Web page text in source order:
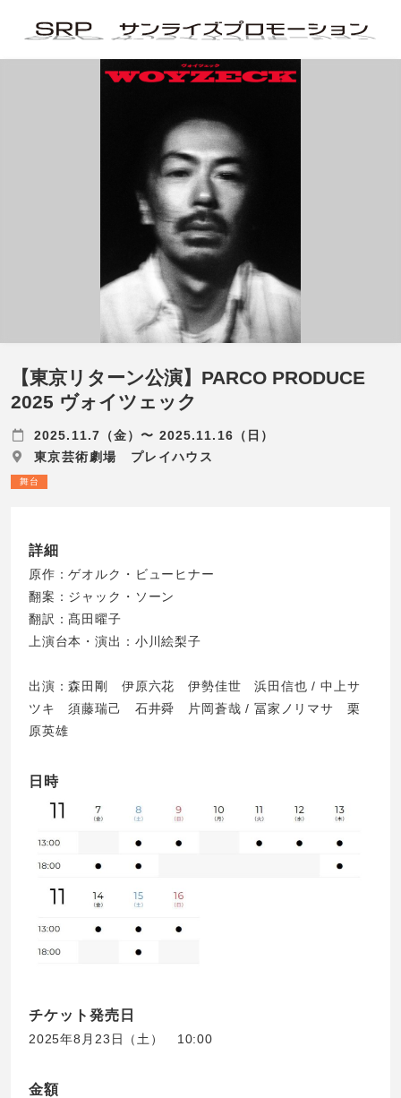
【東京リターン公演】PARCO PRODUCE
2025 ヴォイツェック
2025.11.7（金）〜 2025.11.16（日）
東京芸術劇場 プレイハウス
舞台
詳細
原作：ゲオルク・ビューヒナー
翻案：ジャック・ソーン
翻訳：髙田曜子
上演台本・演出：小川絵梨子
出演：森田剛 伊原六花 伊勢佳世 浜田信也 / 中上サ
ツキ 須藤瑞己 石井舜 片岡蒼哉 / 冨家ノリマサ 栗
原英雄
日時
チケット発売日
2025年8月23日（土） 10:00
金額